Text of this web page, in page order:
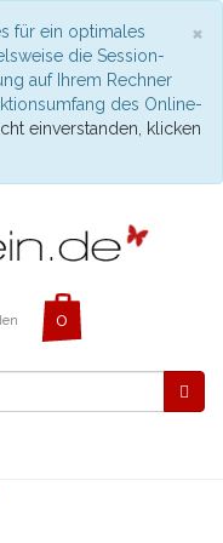
×
für ein optimales
die Session-
auf Ihrem Rechner
des Online-
einverstanden, klicken